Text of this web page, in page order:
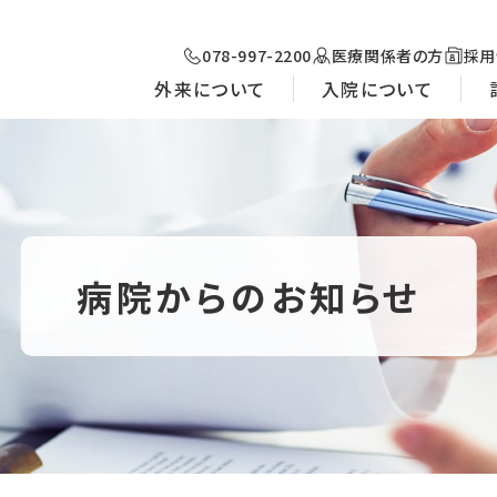
078-997-2200 医療関係者の方 採
外来について 入院について
病院からのお知らせ